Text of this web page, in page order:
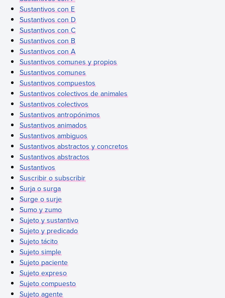
Sustantivos con E
Sustantivos con D
Sustantivos con C
Sustantivos con B
Sustantivos con A
Sustantivos comunes y propios
Sustantivos comunes
Sustantivos compuestos
Sustantivos colectivos de animales
Sustantivos colectivos
Sustantivos antropónimos
Sustantivos animados
Sustantivos ambiguos
Sustantivos abstractos y concretos
Sustantivos abstractos
Sustantivos
Suscribir o subscribir
Surja o surga
Surge o surje
Sumo y zumo
Sujeto y sustantivo
Sujeto y predicado
Sujeto tácito
Sujeto simple
Sujeto paciente
Sujeto expreso
Sujeto compuesto
Sujeto agente